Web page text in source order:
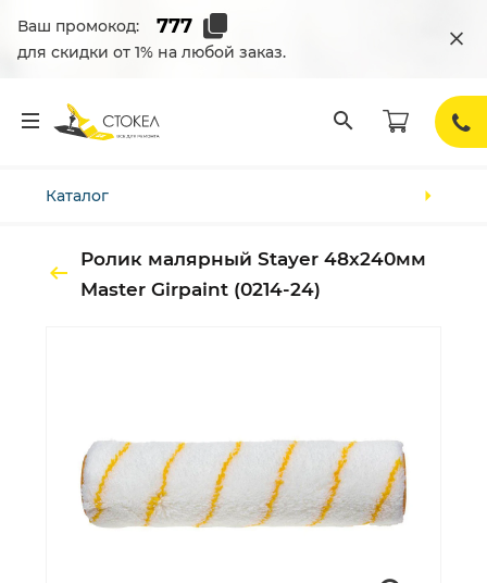
Ваш промокод:
для скидки от 1% на любой заказ.
Каталог
Ролик малярный Stayer 48х240мм
Master Girpaint (0214-24)